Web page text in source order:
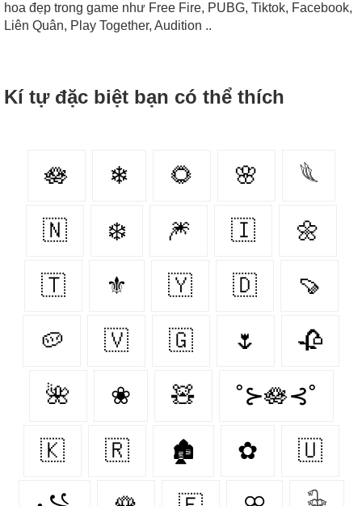
hoa đẹp trong game như Free Fire, PUBG, Tiktok, Facebook,
Liên Quân, Play Together, Audition ..
Kí tự đặc biệt bạn có thể thích
🪷 ❄ 🌻 🌸 𓆰
🇳‌ ❄️ 🎆 🇮‌ 🌼
🇹‌ ⚜ 🇾‌ 🇩‌ 🍠
🥔 🇻‌ 🇬‌ 🌷 🥀
🌺 ❀ 🧸 ˚⊱🪷⊰˚
🇰‌ 🇷‌ 🏚 ✿ 🇺‌